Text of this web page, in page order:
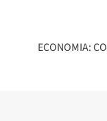
ECONOMIA: